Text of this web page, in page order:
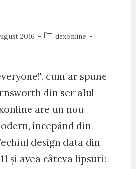
2016
Postdexonline
cum ar spune
din serialul
are un nou
începând din
design data din
și avea câteva lipsuri: